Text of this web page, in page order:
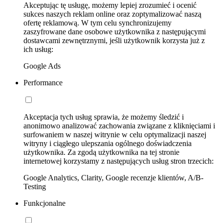
Akceptując tę usługę, możemy lepiej zrozumieć i ocenić
sukces naszych reklam online oraz zoptymalizować naszą
ofertę reklamową. W tym celu synchronizujemy
zaszyfrowane dane osobowe użytkownika z następującymi
dostawcami zewnętrznymi, jeśli użytkownik korzysta już z
ich usług:
Google Ads
Performance
Akceptacja tych usług sprawia, że możemy śledzić i
anonimowo analizować zachowania związane z kliknięciami i
surfowaniem w naszej witrynie w celu optymalizacji naszej
witryny i ciągłego ulepszania ogólnego doświadczenia
użytkownika. Za zgodą użytkownika na tej stronie
internetowej korzystamy z następujących usług stron trzecich:
Google Analytics, Clarity, Google recenzje klientów, A/B-
Testing
Funkcjonalne